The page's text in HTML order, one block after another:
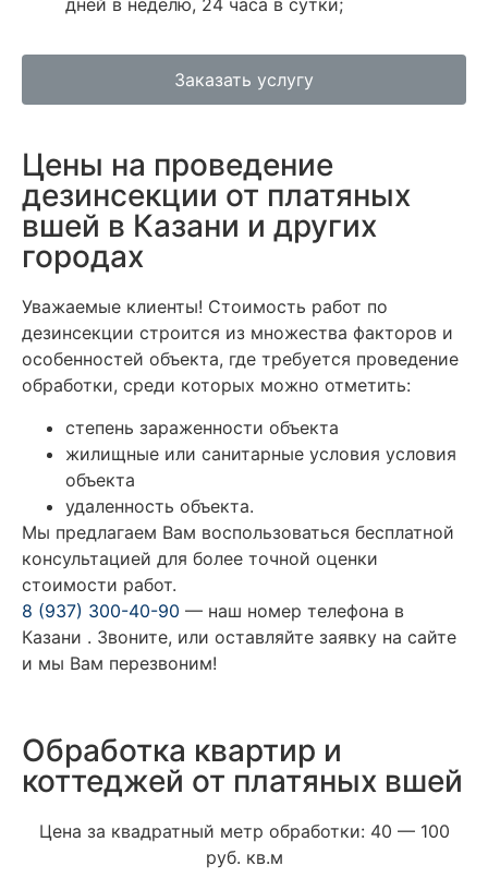
Заказать услугу
Цены на проведение
дезинсекции от платяных
вшей в Казани и других
городах
Уважаемые клиенты! Стоимость работ по
дезинсекции строится из множества факторов и
особенностей объекта, где требуется проведение
обработки, среди которых можно отметить:
степень зараженности объекта
жилищные или санитарные условия условия
объекта
удаленность объекта.
Мы предлагаем Вам воспользоваться бесплатной
консультацией для более точной оценки
стоимости работ.
8 (937) 300-40-90 — наш номер телефона в
Казани . Звоните, или оставляйте заявку на сайте
и мы Вам перезвоним!
Обработка квартир и
коттеджей от платяных вшей
Цена за квадратный метр обработки: 40 — 100
руб. кв.м